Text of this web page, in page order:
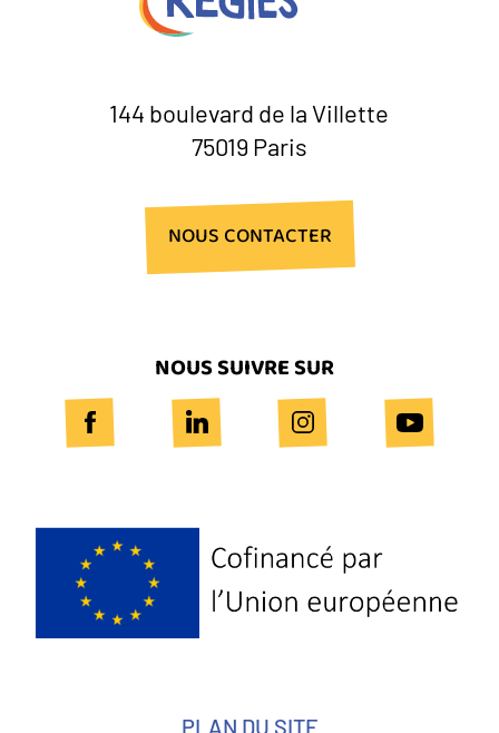
NOUS CONTACTER
144 boulevard de la Villette
75019 Paris
NOUS SUIVRE SUR
Logo
Europe
PLAN DU SITE